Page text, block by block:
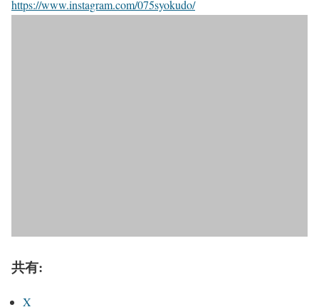
https://www.instagram.com/075syokudo/
共有:
X